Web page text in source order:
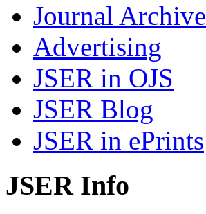
Journal Archive
Advertising
JSER in OJS
JSER Blog
JSER in ePrints
JSER Info